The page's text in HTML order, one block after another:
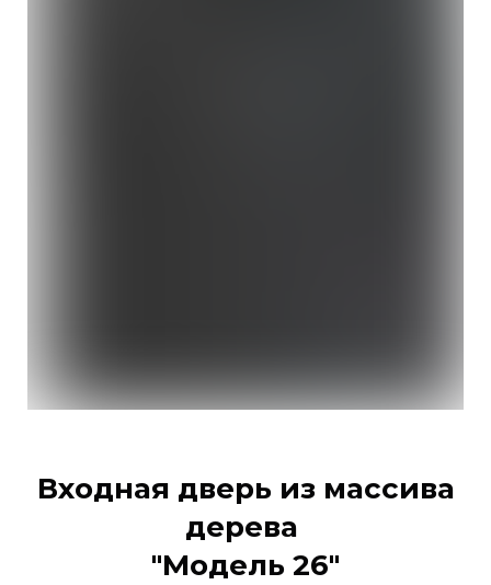
Входная дверь из массива
дерева
"Модель 26"